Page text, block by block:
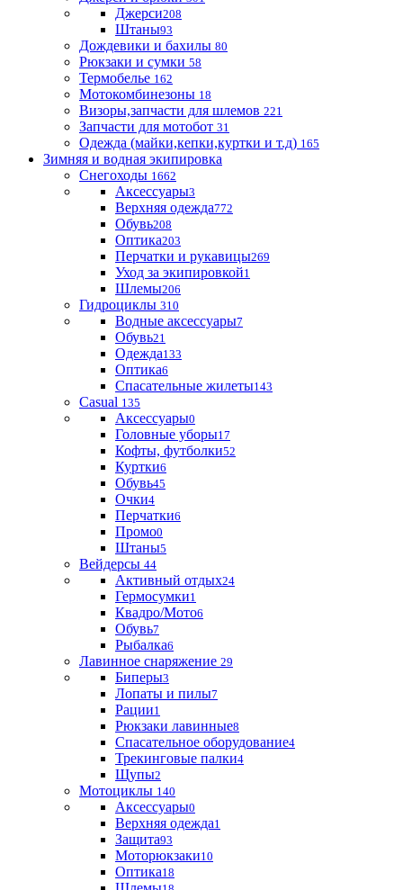
Джерси208
Штаны93
Дождевики и бахилы 80
Рюкзаки и сумки 58
Термобелье 162
Мотокомбинезоны 18
Визоры,запчасти для шлемов 221
Запчасти для мотобот 31
Одежда (майки,кепки,куртки и т.д) 165
Зимняя и водная экипировка
Снегоходы 1662
Аксессуары3
Верхняя одежда772
Обувь208
Оптика203
Перчатки и рукавицы269
Уход за экипировкой1
Шлемы206
Гидроциклы 310
Водные аксессуары7
Обувь21
Одежда133
Оптика6
Спасательные жилеты143
Casual 135
Аксессуары0
Головные уборы17
Кофты, футболки52
Куртки6
Обувь45
Очки4
Перчатки6
Промо0
Штаны5
Вейдерсы 44
Активный отдых24
Гермосумки1
Квадро/Мото6
Обувь7
Рыбалка6
Лавинное снаряжение 29
Биперы3
Лопаты и пилы7
Рации1
Рюкзаки лавинные8
Спасательное оборудование4
Трекинговые палки4
Щупы2
Мотоциклы 140
Аксессуары0
Верхняя одежда1
Защита93
Моторюкзаки10
Оптика18